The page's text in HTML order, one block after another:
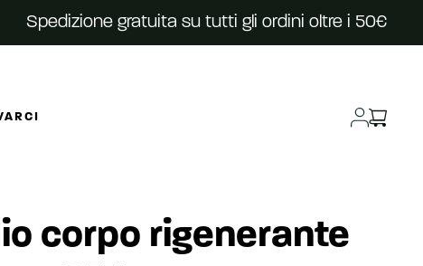
Spedizione gratuita su tutti gli ordini oltre i 50€
corpo rigenerante